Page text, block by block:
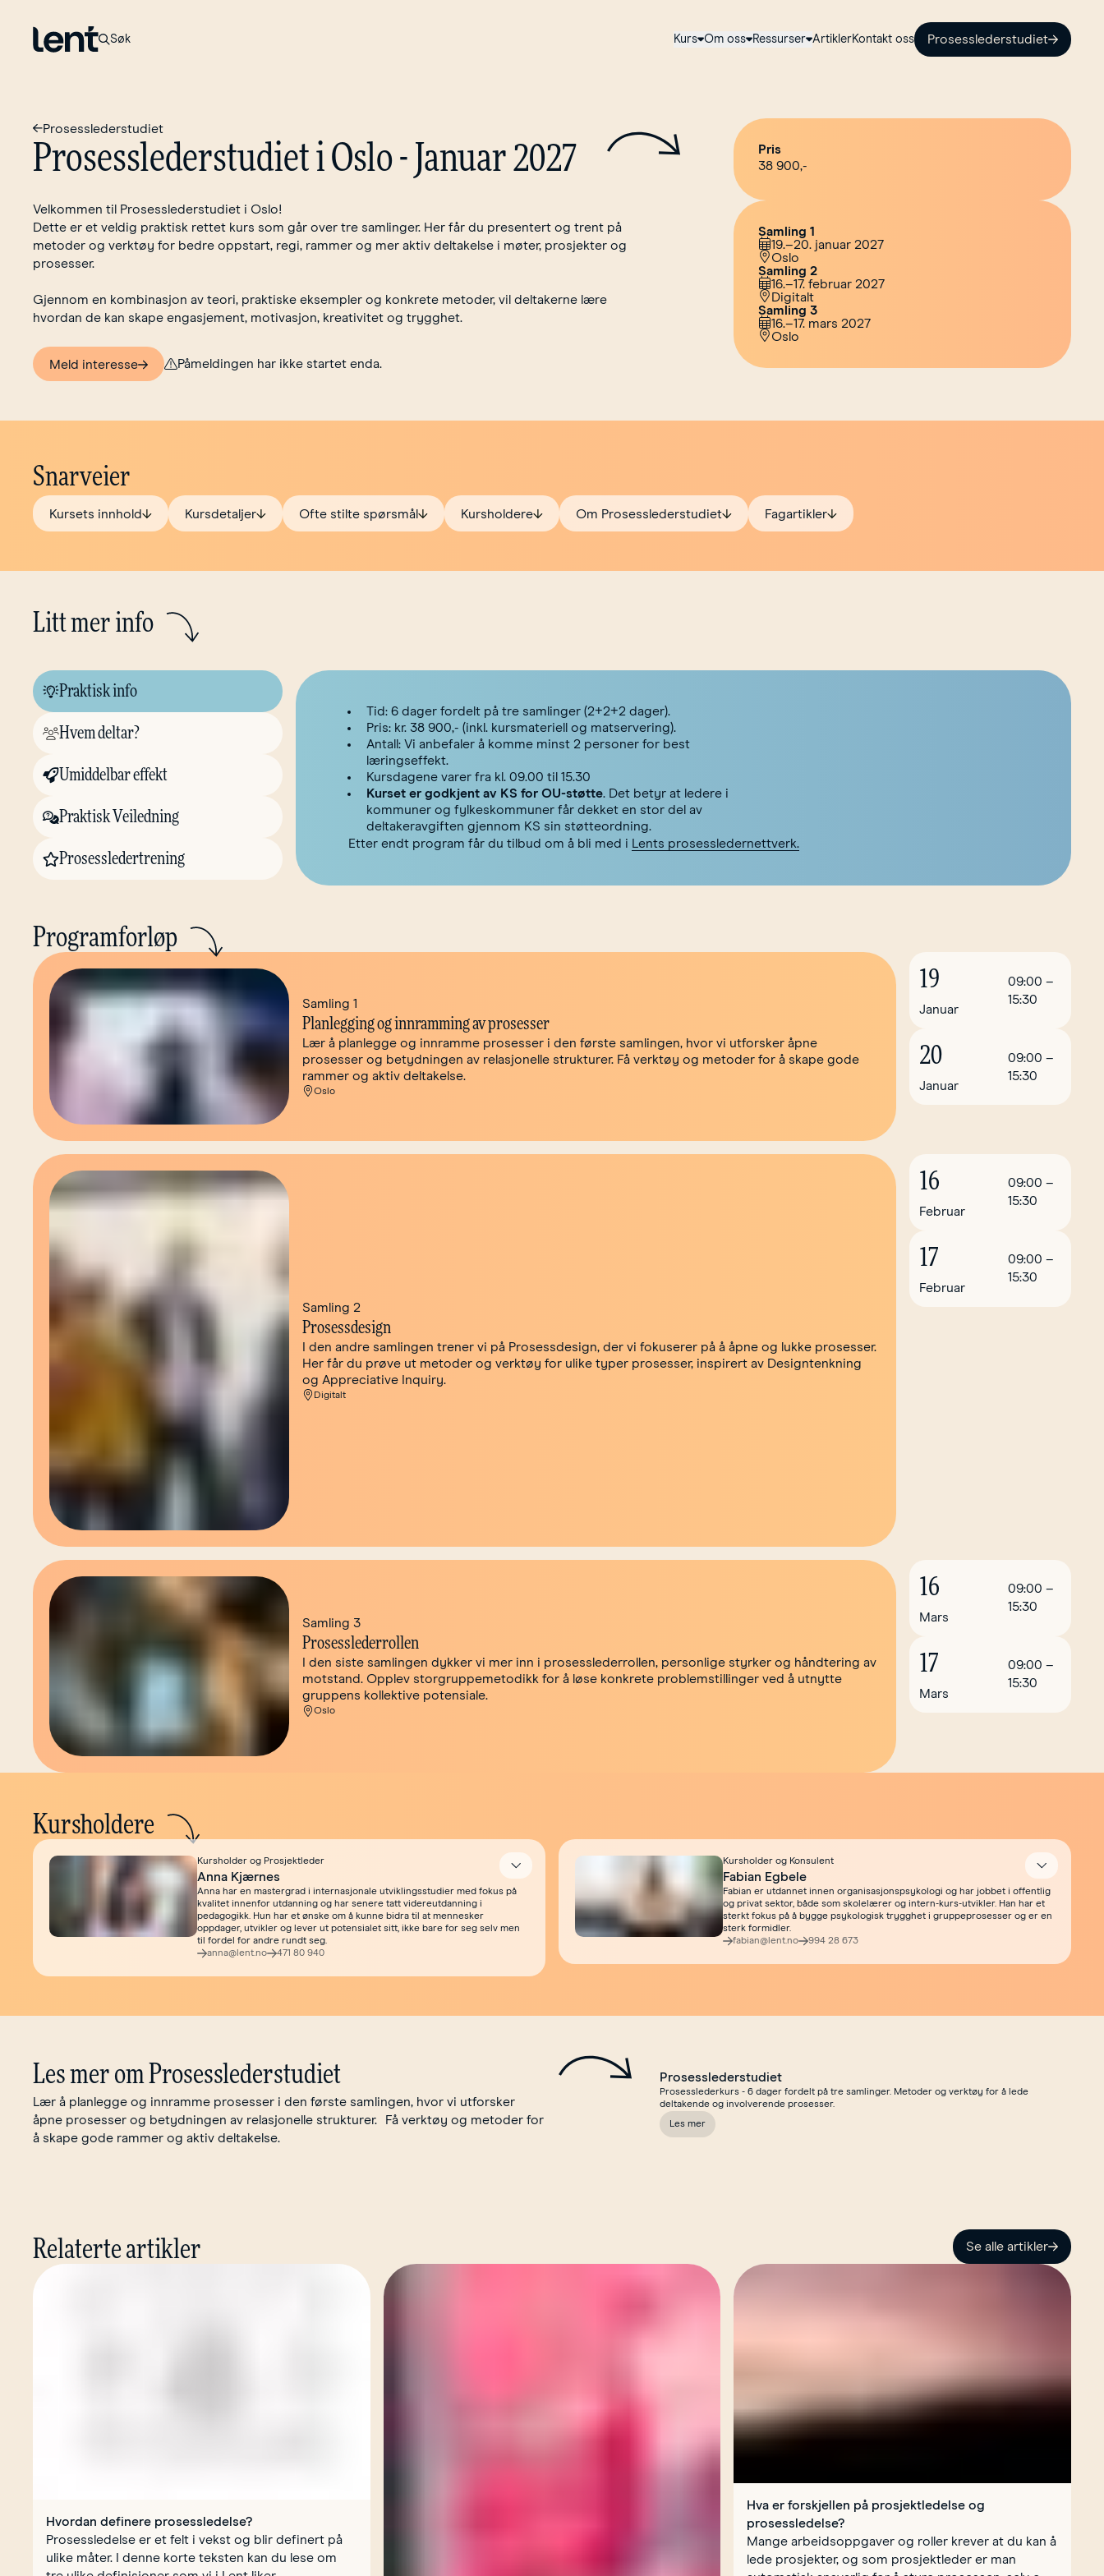
Til forsiden Søk Kurs Om oss Ressurser ArtiklerKontakt oss Prosesslederstudiet
Prosesslederstudiet
ProsesslederstudietiOslo- Januar2027
Velkommen til Prosesslederstudiet i Oslo!
Dette er et veldig praktisk rettet kurs som går over tre samlinger. Her får du presentert og trent på
metoder og verktøy for bedre oppstart, regi, rammer og mer aktiv deltakelse i møter, prosjekter og
prosesser.
Gjennom en kombinasjon av teori, praktiske eksempler og konkrete metoder, vil deltakerne lære
hvordan de kan skape engasjement, motivasjon, kreativitet og trygghet.
Meld interesse Påmeldingen har ikke startet enda.
Pris
38 900,-
Samling 1
19.–20. januar 2027
Oslo
Samling 2
16.–17. februar 2027
Digitalt
Samling 3
16.–17. mars 2027
Oslo
Snarveier
Kursets innhold Kursdetaljer Ofte stilte spørsmål Kursholdere Om Prosesslederstudiet Fagartikler
Litt mer info
Praktisk info
Hvem deltar?
Umiddelbar effekt
Praktisk Veiledning
Prosessledertrening
Tid: 6 dager fordelt på tre samlinger (2+2+2 dager).
Pris: kr. 38 900,- (inkl. kursmateriell og matservering).
Antall: Vi anbefaler å komme minst 2 personer for best
læringseffekt.
Kursdagene varer fra kl. 09.00 til 15.30
Kurset er godkjent av KS for OU-støtte. Det betyr at ledere i
kommuner og fylkeskommuner får dekket en stor del av
deltakeravgiften gjennom KS sin støtteordning.
Etter endt program får du tilbud om å bli med i Lents prosessledernettverk.
Programforløp
Samling 1
Planlegging og innramming av prosesser
Lær å planlegge og innramme prosesser i den første samlingen, hvor vi utforsker åpne
prosesser og betydningen av relasjonelle strukturer. Få verktøy og metoder for å skape gode
rammer og aktiv deltakelse.
Oslo
19
Januar
09:00 –
15:30
20
Januar
09:00 –
15:30
Samling 2
Prosessdesign
I den andre samlingen trener vi på Prosessdesign, der vi fokuserer på å åpne og lukke prosesser.
Her får du prøve ut metoder og verktøy for ulike typer prosesser, inspirert av Designtenkning
og Appreciative Inquiry.
Digitalt
16
Februar
09:00 –
15:30
17
Februar
09:00 –
15:30
Samling 3
Prosesslederrollen
I den siste samlingen dykker vi mer inn i prosesslederrollen, personlige styrker og håndtering av
motstand. Opplev storgruppemetodikk for å løse konkrete problemstillinger ved å utnytte
gruppens kollektive potensiale.
Oslo
16
Mars
09:00 –
15:30
17
Mars
09:00 –
15:30
Kursholdere
Kursholder og Prosjektleder
Åpne
Anna Kjærnes
Anna har en mastergrad i internasjonale utviklingsstudier med fokus på
kvalitet innenfor utdanning og har senere tatt videreutdanning i
pedagogikk. Hun har et ønske om å kunne bidra til at mennesker
oppdager, utvikler og lever ut potensialet sitt, ikke bare for seg selv men
til fordel for andre rundt seg.
anna@lent.no
471 80 940
Kursholder og Konsulent
Åpne
Fabian Egbele
Fabian er utdannet innen organisasjonspsykologi og har jobbet i offentlig
og privat sektor, både som skolelærer og intern-kurs-utvikler. Han har et
sterkt fokus på å bygge psykologisk trygghet i gruppeprosesser og er en
sterk formidler.
fabian@lent.no
994 28 673
Les mer om Prosesslederstudiet
Lær å planlegge og innramme prosesser i den første samlingen, hvor vi utforsker
åpne prosesser og betydningen av relasjonelle strukturer. Få verktøy og metoder for
å skape gode rammer og aktiv deltakelse.
Prosesslederstudiet
Prosesslederkurs - 6 dager fordelt på tre samlinger. Metoder og verktøy for å lede
deltakende og involverende prosesser.
Les mer
om Prosesslederstudiet
Relaterte artikler Se alle artikler
Hvordan definere prosessledelse?
Prosessledelse er et felt i vekst og blir definert på
ulike måter. I denne korte teksten kan du lese om
Hva er forskjellen på prosjektledelse og
prosessledelse?
Mange arbeidsoppgaver og roller krever at du kan å
lede prosjekter, og som prosjektleder er man